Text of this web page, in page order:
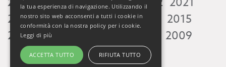
2020 2019 2018 2017 2016
2015
2014 2013 2009
la tua esperienza di navigazione. Utilizzando il
nostro sito web acconsenti a tutti i cookie in
conformità con la nostra policy per i cookie.
Leggi di più
ACCETTA TUTTO RIFIUTA TUTTO